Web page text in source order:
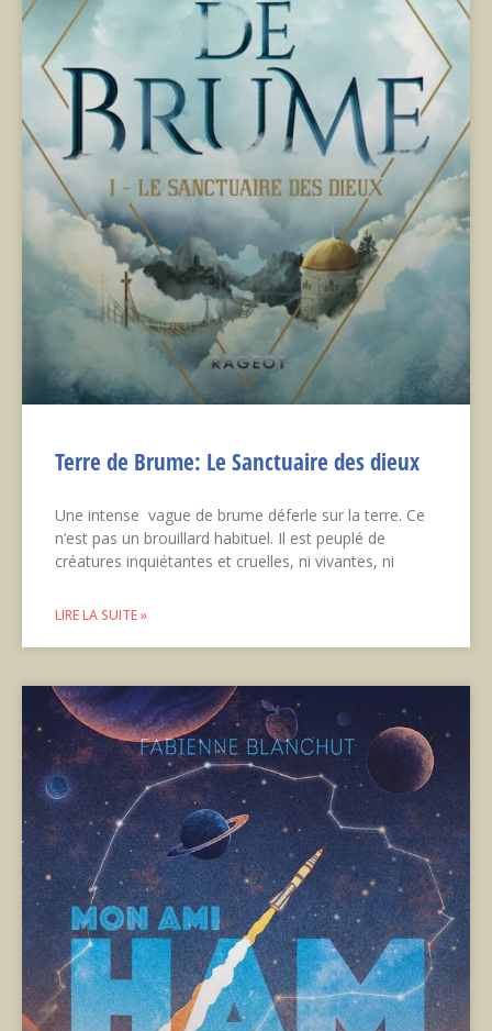
Terre de Brume: Le Sanctuaire des dieux
Une intense vague de brume déferle sur la terre. Ce
n’est pas un brouillard habituel. Il est peuplé de
créatures inquiétantes et cruelles, ni vivantes, ni
LIRE LA SUITE »